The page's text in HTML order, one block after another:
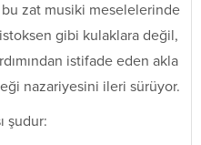
bu zat musiki meselelerinde
gibi kulaklara değil,
istifade eden akla
nazariyesini ileri sürüyor.
şudur: